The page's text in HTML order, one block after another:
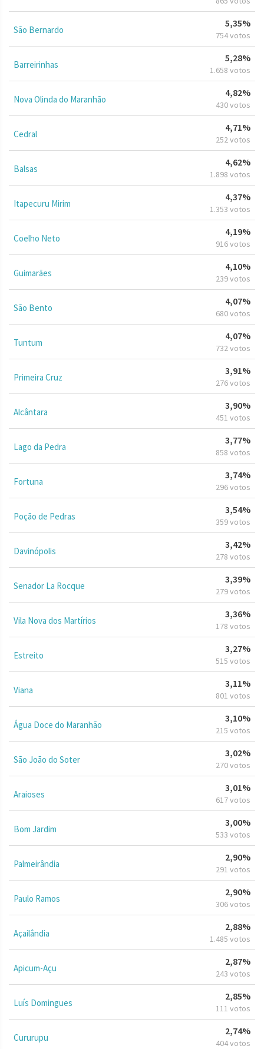
São Bernardo
5,35%
754 votos
Barreirinhas
5,28%
1.658 votos
Nova Olinda do Maranhão
4,82%
430 votos
Cedral
4,71%
252 votos
Balsas
4,62%
1.898 votos
Itapecuru Mirim
4,37%
1.353 votos
Coelho Neto
4,19%
916 votos
Guimarães
4,10%
239 votos
São Bento
4,07%
680 votos
Tuntum
4,07%
732 votos
Primeira Cruz
3,91%
276 votos
Alcântara
3,90%
451 votos
Lago da Pedra
3,77%
858 votos
Fortuna
3,74%
296 votos
Poção de Pedras
3,54%
359 votos
Davinópolis
3,42%
278 votos
Senador La Rocque
3,39%
279 votos
Vila Nova dos Martírios
3,36%
178 votos
Estreito
3,27%
515 votos
Viana
3,11%
801 votos
Água Doce do Maranhão
3,10%
215 votos
São João do Soter
3,02%
270 votos
Araioses
3,01%
617 votos
Bom Jardim
3,00%
533 votos
Palmeirândia
2,90%
291 votos
Paulo Ramos
2,90%
306 votos
Açailândia
2,88%
1.485 votos
Apicum-Açu
2,87%
243 votos
Luís Domingues
2,85%
111 votos
Cururupu
2,74%
404 votos